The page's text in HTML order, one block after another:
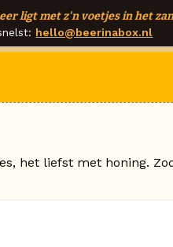
ligt met z'n voetjes in het
hello@beerinabox.nl
het liefst met honing.